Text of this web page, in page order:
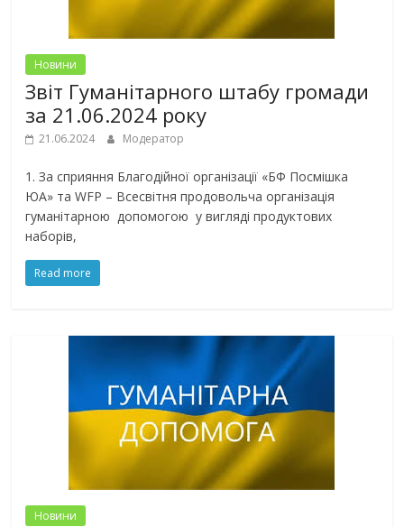
Новини
Звіт Гуманітарного штабу громади
за 21.06.2024 року
21.06.2024 Модератор
1. За сприяння Благодійної організації «БФ Посмішка
ЮА» та WFP – Всесвітня продовольча організація
гуманітарною допомогою у вигляді продуктових
наборів,
Read more
Новини